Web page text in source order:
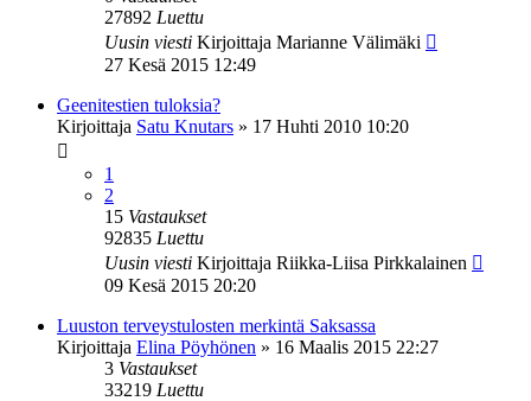
27892 Luettu
Uusin viesti Kirjoittaja Marianne Välimäki
27 Kesä 2015 12:49
Geenitestien tuloksia?
Kirjoittaja Satu Knutars » 17 Huhti 2010 10:20
1
2
15 Vastaukset
92835 Luettu
Uusin viesti Kirjoittaja Riikka-Liisa Pirkkalainen
09 Kesä 2015 20:20
Luuston terveystulosten merkintä Saksassa
Kirjoittaja Elina Pöyhönen » 16 Maalis 2015 22:27
3 Vastaukset
33219 Luettu